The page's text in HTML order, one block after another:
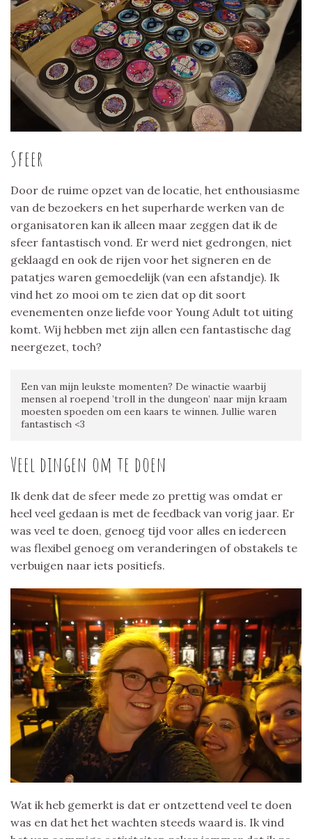
Sfeer
Door de ruime opzet van de locatie, het enthousiasme
van de bezoekers en het superharde werken van de
organisatoren kan ik alleen maar zeggen dat ik de
sfeer fantastisch vond. Er werd niet gedrongen, niet
geklaagd en ook de rijen voor het signeren en de
patatjes waren gemoedelijk (van een afstandje). Ik
vind het zo mooi om te zien dat op dit soort
evenementen onze liefde voor Young Adult tot uiting
komt. Wij hebben met zijn allen een fantastische dag
neergezet, toch?
Een van mijn leukste momenten? De winactie waarbij
mensen al roepend ’troll in the dungeon’ naar mijn kraam
moesten spoeden om een kaars te winnen. Jullie waren
fantastisch <3
Veel dingen om te doen
Ik denk dat de sfeer mede zo prettig was omdat er
heel veel gedaan is met de feedback van vorig jaar. Er
was veel te doen, genoeg tijd voor alles en iedereen
was flexibel genoeg om veranderingen of obstakels te
verbuigen naar iets positiefs.
Wat ik heb gemerkt is dat er ontzettend veel te doen
was en dat het het wachten steeds waard is. Ik vind